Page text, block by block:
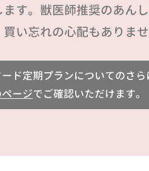
ます。獣医師推奨のあん
買い忘れの心配もありませ
ード定期プランについてのさら
ージでご確認いただけます。